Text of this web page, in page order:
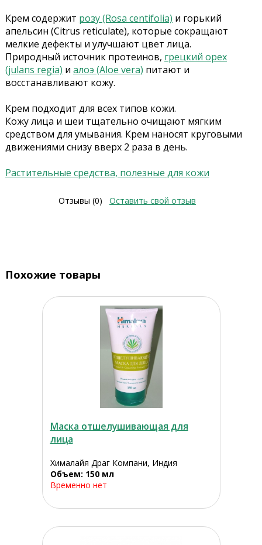
Крем содержит розу (Rosa centifolia) и горький
апельсин (Citrus reticulate), которые сокращают
мелкие дефекты и улучшают цвет лица.
Природный источник протеинов, грецкий орех
(julans regia) и алоэ (Aloe vera) питают и
восстанавливают кожу.
Крем подходит для всех типов кожи.
Кожу лица и шеи тщательно очищают мягким
средством для умывания. Крем наносят круговыми
движениями снизу вверх 2 раза в день.
Растительные средства, полезные для кожи
Отзывы (0) Оставить свой отзыв
Похожие товары
Маска отшелушивающая для
лица
Хималайя Драг Компани, Индия
Объем: 150 мл
Временно нет